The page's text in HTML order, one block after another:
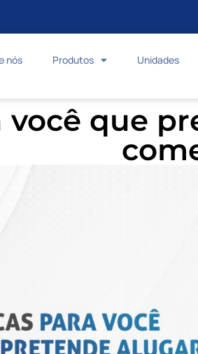
nós Produtos Unidades
você que